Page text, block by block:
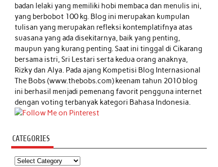
badan lelaki yang memiliki hobi membaca dan menulis ini,
yang berbobot 100 kg. Blog ini merupakan kumpulan
tulisan yang merupakan refleksi kontemplatifnya atas
suasana yang ada disekitarnya, baik yang penting,
maupun yang kurang penting. Saat ini tinggal di Cikarang
bersama istri, Sri Lestari serta kedua orang anaknya,
Rizky dan Alya. Pada ajang Kompetisi Blog Internasional
The Bobs (www.thebobs.com) keenam tahun 2010 blog
ini berhasil menjadi pemenang favorit pengguna internet
dengan voting terbanyak kategori Bahasa Indonesia.
CATEGORIES
Categories